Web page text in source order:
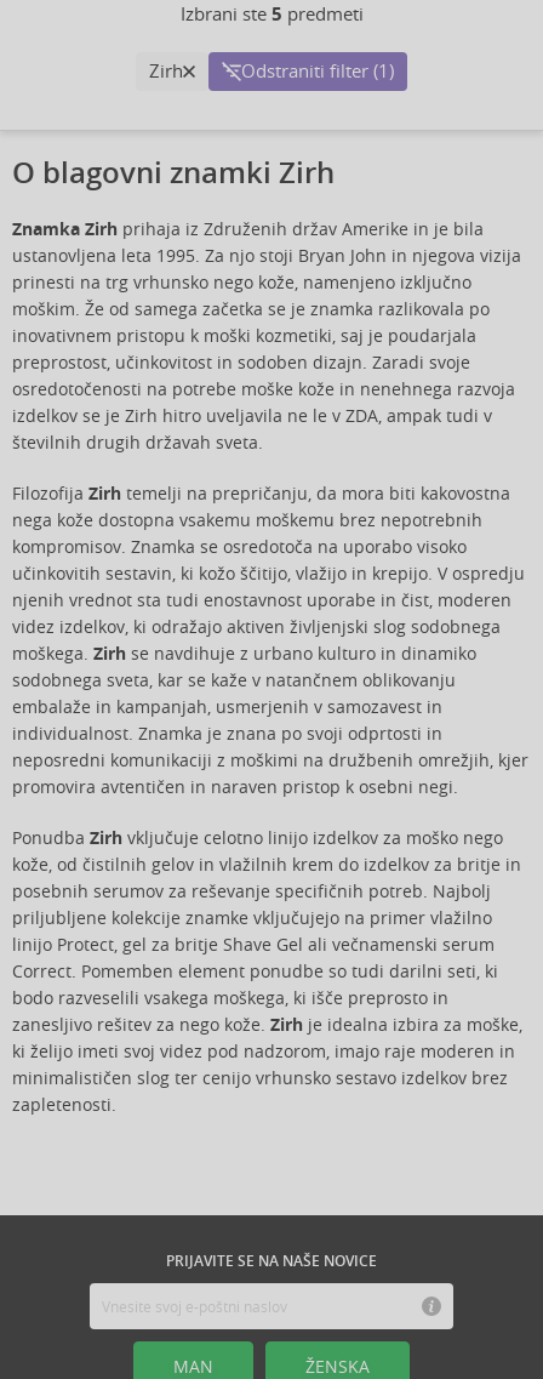
Izbrani ste 5 predmeti
Zirh Odstraniti filter (1)
O blagovni znamki Zirh
Znamka Zirh prihaja iz Združenih držav Amerike in je bila
ustanovljena leta 1995. Za njo stoji Bryan John in njegova vizija
prinesti na trg vrhunsko nego kože, namenjeno izključno
moškim. Že od samega začetka se je znamka razlikovala po
inovativnem pristopu k moški kozmetiki, saj je poudarjala
preprostost, učinkovitost in sodoben dizajn. Zaradi svoje
osredotočenosti na potrebe moške kože in nenehnega razvoja
izdelkov se je Zirh hitro uveljavila ne le v ZDA, ampak tudi v
številnih drugih državah sveta.
Filozofija Zirh temelji na prepričanju, da mora biti kakovostna
nega kože dostopna vsakemu moškemu brez nepotrebnih
kompromisov. Znamka se osredotoča na uporabo visoko
učinkovitih sestavin, ki kožo ščitijo, vlažijo in krepijo. V ospredju
njenih vrednot sta tudi enostavnost uporabe in čist, moderen
videz izdelkov, ki odražajo aktiven življenjski slog sodobnega
moškega. Zirh se navdihuje z urbano kulturo in dinamiko
sodobnega sveta, kar se kaže v natančnem oblikovanju
embalaže in kampanjah, usmerjenih v samozavest in
individualnost. Znamka je znana po svoji odprtosti in
neposredni komunikaciji z moškimi na družbenih omrežjih, kjer
promovira avtentičen in naraven pristop k osebni negi.
Ponudba Zirh vključuje celotno linijo izdelkov za moško nego
kože, od čistilnih gelov in vlažilnih krem do izdelkov za britje in
posebnih serumov za reševanje specifičnih potreb. Najbolj
priljubljene kolekcije znamke vključujejo na primer vlažilno
linijo Protect, gel za britje Shave Gel ali večnamenski serum
Correct. Pomemben element ponudbe so tudi darilni seti, ki
bodo razveselili vsakega moškega, ki išče preprosto in
zanesljivo rešitev za nego kože. Zirh je idealna izbira za moške,
ki želijo imeti svoj videz pod nadzorom, imajo raje moderen in
minimalističen slog ter cenijo vrhunsko sestavo izdelkov brez
zapletenosti.
PRIJAVITE SE NA NAŠE NOVICE
MAN ŽENSKA